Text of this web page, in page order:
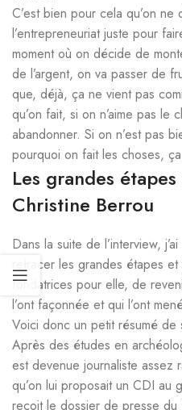
C’est bien pour cela qu’on
l’entrepreneuriat juste pour
moment où on décide de
de l’argent, on va passer de
que, déjà, ça ne vient pas
qu’on fait, si on n’aime pas le
abandonner. Si on n’est pas
pourquoi on fait les choses,
Les grandes
Christine Berrou
Dans la suite de l’interview,
retracer les grandes étapes
fondatrices pour elle, de
l’ont façonnée et qui l’ont
Voici donc un petit résumé de
Après des études en
est devenue journaliste assez
qu’on lui proposait un CDI au
reçoit le dossier de presse du